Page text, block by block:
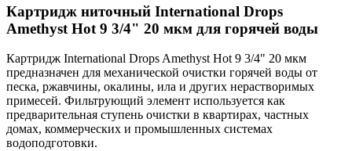
Картридж ниточный International Drops
Amethyst Hot 9 3/4" 20 мкм для горячей воды
Картридж International Drops Amethyst Hot 9 3/4" 20 мкм
предназначен для механической очистки горячей воды от
песка, ржавчины, окалины, ила и других нерастворимых
примесей. Фильтрующий элемент используется как
предварительная ступень очистки в квартирах, частных
домах, коммерческих и промышленных системах
водоподготовки.